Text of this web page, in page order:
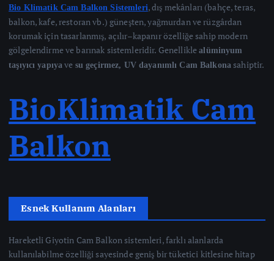
Bio Klimatik Cam Balkon Sistemleri, dış mekânları (bahçe, teras,
balkon, kafe, restoran vb.) güneşten, yağmurdan ve rüzgârdan
korumak için tasarlanmış, açılır–kapanır özelliğe sahip modern
gölgelendirme ve barınak sistemleridir. Genelliklealüminyum
taşıyıcı yapıya ve su geçirmez, UV dayanımlı Cam Balkona sahiptir.
BioKlimatik Cam
Balkon
Esnek Kullanım Alanları
Hareketli Giyotin Cam Balkon sistemleri, farklı alanlarda
kullanılabilme özelliği sayesinde geniş bir tüketici kitlesine hitap